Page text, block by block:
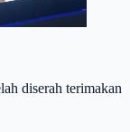
diserah terimakan